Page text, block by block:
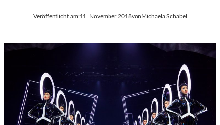
B
E
Veröffentlicht am:11. November 2018vonMichaela Schabel